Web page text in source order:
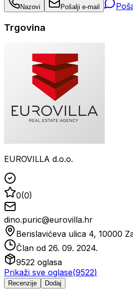
Nazovi Pošalji e-mail
Trgovina
EUROVILLA d.o.o.
0(0)
dino.puric@eurovilla.hr
Berislavićeva ulica 4, 10000
Član od 26. 09. 2024.
9522 oglasa
Prikaži sve oglase(9522)
Recenzije Dodaj